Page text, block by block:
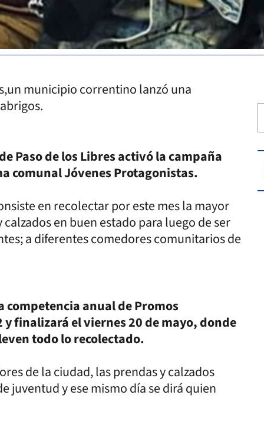
municipio correntino lanzó una
Paso de los Libres activó la campaña
comunal Jóvenes Protagonistas.
en recolectar por este mes la mayor
en buen estado para luego de ser
a diferentes comedores comunitarios de
competencia anual de Promos
finalizará el viernes 20 de mayo, donde
todo lo recolectado.
de la ciudad, las prendas y calzados
juventud y ese mismo día se dirá quien